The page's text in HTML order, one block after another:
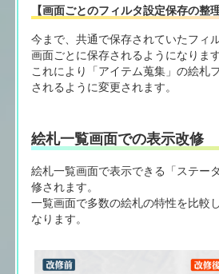
【画面ごとのフィルタ設定保存の整理
今まで、共通で保存されていたフィ
画面ごとに保存されるようになります
これにより「アイテム蒐集」の絵札
されるように変更されます。
絵札一覧画面での表示改修
絵札一覧画面で表示できる「ステー
修されます。
一覧画面で多数の絵札の特性を比較
なります。